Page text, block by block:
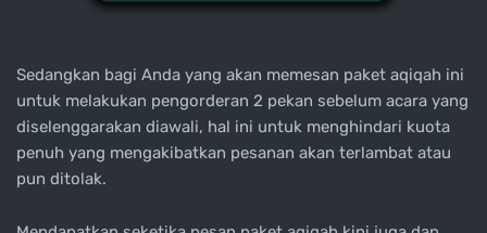
Sedangkan bagi Anda yang akan memesan paket aqiqah ini
untuk melakukan pengorderan 2 pekan sebelum acara yang
diselenggarakan diawali, hal ini untuk menghindari kuota
penuh yang mengakibatkan pesanan akan terlambat atau
pun ditolak.